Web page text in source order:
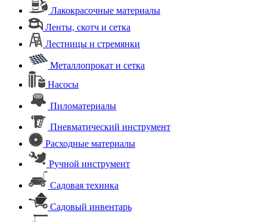
Лакокрасочные материалы
Ленты, скотч и сетка
Лестницы и стремянки
Металлопрокат и сетка
Насосы
Пиломатериалы
Пневматический инструмент
Расходные материалы
Ручной инструмент
Садовая техника
Садовый инвентарь